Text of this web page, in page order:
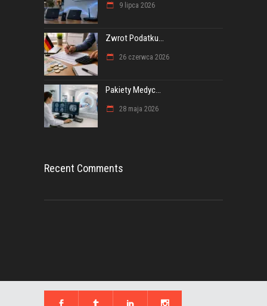
9 lipca 2026
Zwrot Podatku...
26 czerwca 2026
Pakiety Medyc...
28 maja 2026
Recent Comments